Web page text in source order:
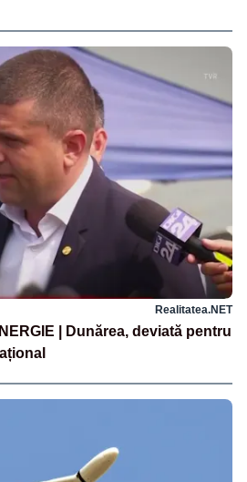
Realitatea.NET
| Dunărea, deviată pentru